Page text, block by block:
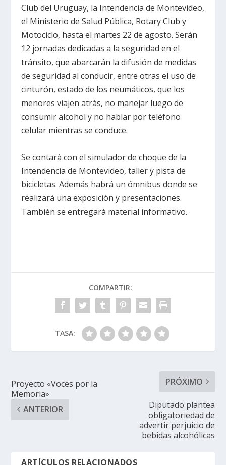
Club del Uruguay, la Intendencia de Montevideo,
el Ministerio de Salud Pública, Rotary Club y
Motociclo, hasta el martes 22 de agosto. Serán
12 jornadas dedicadas a la seguridad en el
tránsito, que abarcarán la difusión de medidas
de seguridad al conducir, entre otras el uso de
cinturón, estado de los neumáticos, que los
menores viajen atrás, no manejar luego de
consumir alcohol y no hablar por teléfono
celular mientras se conduce.
Se contará con el simulador de choque de la
Intendencia de Montevideo, taller y pista de
bicicletas. Además habrá un ómnibus donde se
realizará una exposición y presentaciones.
También se entregará material informativo.
COMPARTIR:
TASA:
Proyecto «Voces por la
Memoria»
ANTERIOR
PRÓXIMO
Diputado plantea
obligatoriedad de
advertir perjuicio de
bebidas alcohólicas
ARTÍCULOS RELACIONADOS